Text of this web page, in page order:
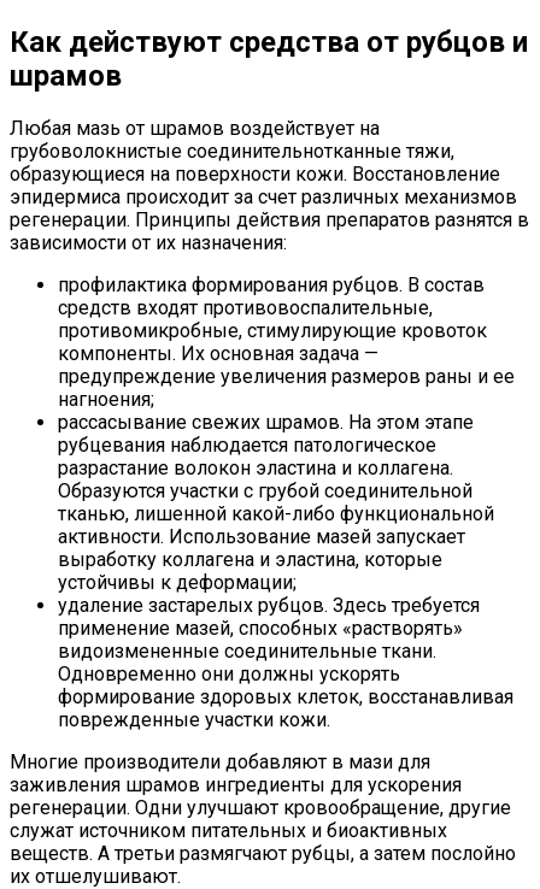
Как действуют средства от рубцов и
шрамов
Любая мазь от шрамов воздействует на
грубоволокнистые соединительнотканные тяжи,
образующиеся на поверхности кожи. Восстановление
эпидермиса происходит за счет различных механизмов
регенерации. Принципы действия препаратов разнятся в
зависимости от их назначения:
профилактика формирования рубцов. В состав
средств входят противовоспалительные,
противомикробные, стимулирующие кровоток
компоненты. Их основная задача —
предупреждение увеличения размеров раны и ее
нагноения;
рассасывание свежих шрамов. На этом этапе
рубцевания наблюдается патологическое
разрастание волокон эластина и коллагена.
Образуются участки с грубой соединительной
тканью, лишенной какой-либо функциональной
активности. Использование мазей запускает
выработку коллагена и эластина, которые
устойчивы к деформации;
удаление застарелых рубцов. Здесь требуется
применение мазей, способных «растворять»
видоизмененные соединительные ткани.
Одновременно они должны ускорять
формирование здоровых клеток, восстанавливая
поврежденные участки кожи.
Многие производители добавляют в мази для
заживления шрамов ингредиенты для ускорения
регенерации. Одни улучшают кровообращение, другие
служат источником питательных и биоактивных
веществ. А третьи размягчают рубцы, а затем послойно
их отшелушивают.